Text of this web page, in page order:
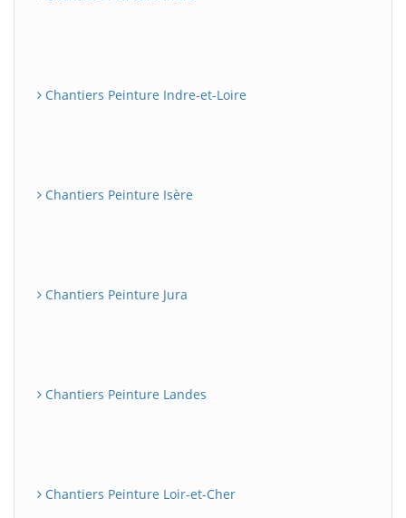
Chantiers Peinture Indre-et-Loire
Chantiers Peinture Isère
Chantiers Peinture Jura
Chantiers Peinture Landes
Chantiers Peinture Loir-et-Cher